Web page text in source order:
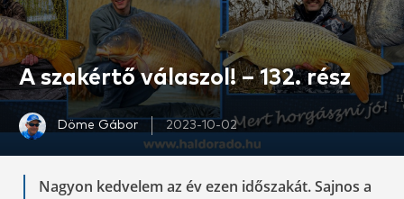
A szakértő válaszol! – 132. rész
Döme Gábor 2023-10-02
Nagyon kedvelem az év ezen időszakát. Sajnos a